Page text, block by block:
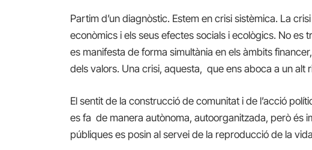
Partim d’un diagnòstic. Estem en crisi sistèmica. La
econòmics i els seus efectes socials i ecològics. No es
es manifesta de forma simultània en els àmbits
dels valors. Una crisi, aquesta, que ens aboca a un alt
El sentit de la construcció de comunitat i de l’acció
es fa de manera autònoma, autoorganitzada, però és
públiques es posin al servei de la reproducció de la